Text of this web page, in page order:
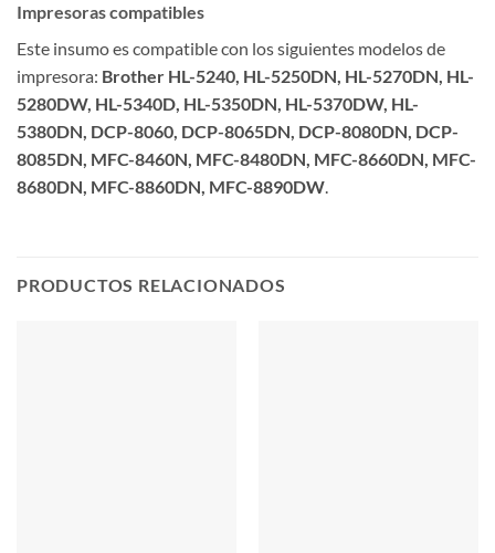
Impresoras compatibles
Este insumo es compatible con los siguientes modelos de
impresora: Brother HL-5240, HL-5250DN, HL-5270DN, HL-
5280DW, HL-5340D, HL-5350DN, HL-5370DW, HL-
5380DN, DCP-8060, DCP-8065DN, DCP-8080DN, DCP-
8085DN, MFC-8460N, MFC-8480DN, MFC-8660DN, MFC-
8680DN, MFC-8860DN, MFC-8890DW.
PRODUCTOS RELACIONADOS